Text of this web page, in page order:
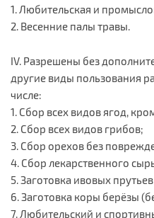
1. Любительская и
2. Весенние палы травы.
IV. Разрешены без
другие виды пользования
числе:
1. Сбор всех видов ягод,
2. Сбор всех видов грибов;
3. Сбор орехов без
4. Сбор лекарственного
5. Заготовка ивовых
6. Заготовка коры берёзы
7. Любительский и